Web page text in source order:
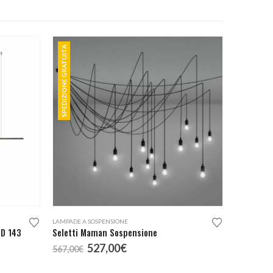
143
SPEDIZIONE GRATUITA
LAMPADE A SOSPENSIONE
Seletti Maman Sospensione
567,00€ Il
prezzo
527,00€Il